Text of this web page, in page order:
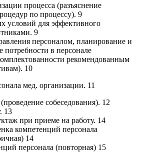
процесса (разъяснение
по процессу). 9
условий для эффективного
9
персоналом, планирование и
потребности в персонале
рекомендованным
10
мед. организации. 11
собеседования). 12
13
при приеме на работу. 14
компетенций персонала
14
персонала (повторная) 15